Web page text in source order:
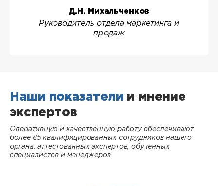
Д.Н. Михальченков
Руководитель отдела маркетинга и
продаж
Наши показатели и мнение
экспертов
Оперативную и качественную работу обеспечивают
более 85 квалифицированных сотрудников нашего
органа: аттестованных экспертов, обученных
специалистов и менеджеров